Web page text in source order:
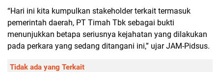
“Hari ini kita kumpulkan stakeholder terkait termasuk
pemerintah daerah, PT Timah Tbk sebagai bukti
menunjukkan betapa seriusnya kejahatan yang dilakukan
pada perkara yang sedang ditangani ini,” ujar JAM-Pidsus.
Tidak ada yang Terkait